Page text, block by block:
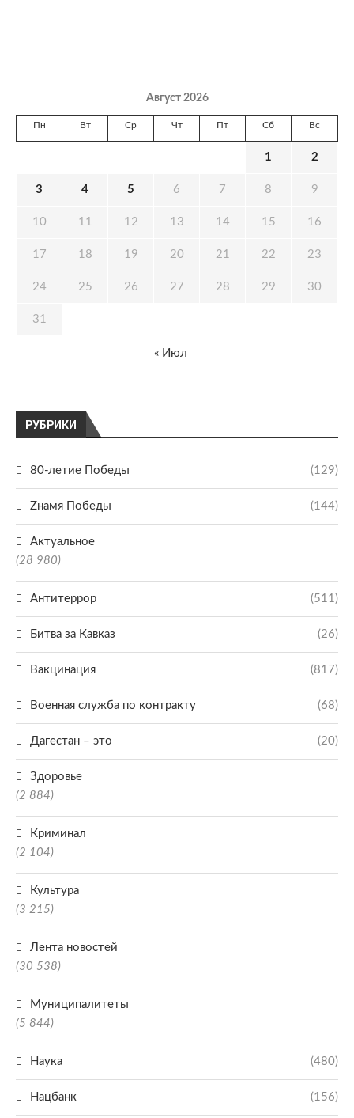
РУБРИКИ
80-летие Победы (129)
Zнамя Победы (144)
Актуальное
(28 980)
Антитеррор (511)
Битва за Кавказ (26)
Вакцинация (817)
Военная служба по контракту (68)
Дагестан – это (20)
Здоровье
(2 884)
Криминал
(2 104)
Культура
(3 215)
Лента новостей
(30 538)
Муниципалитеты
(5 844)
Наука (480)
Нацбанк (156)
Август 2026
Пн Вт Ср Чт Пт Сб Вс
1 2
3 4 5 6 7 8 9
10 11 12 13 14 15 16
17 18 19 20 21 22 23
24 25 26 27 28 29 30
31
« Июл